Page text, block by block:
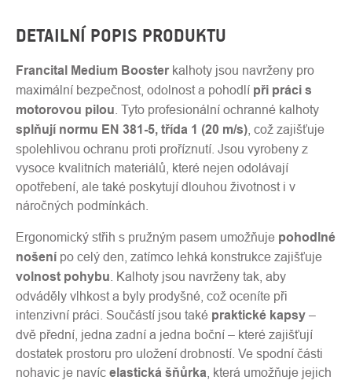
DETAILNÍ POPIS PRODUKTU
Francital Medium Boosterkalhoty jsou navrženy pro
maximální bezpečnost, odolnost a pohodlí při práci s
motorovou pilou . Tyto profesionální ochranné kalhoty
splňují normu EN 381-5, třída 1 (20 m/s) , což zajišťuje
spolehlivou ochranu proti proříznutí. Jsou vyrobeny z
vysoce kvalitních materiálů, které nejen odolávají
opotřebení, ale také poskytují dlouhou životnost i v
náročných podmínkách.
Ergonomický střih s pružným pasem umožňuje pohodlné
nošení po celý den, zatímco lehká konstrukce zajišťuje
volnost pohybu . Kalhoty jsou navrženy tak, aby
odváděly vlhkost a byly prodyšné, což oceníte při
intenzivní práci. Součástí jsou také praktické kapsy –
dvě přední, jedna zadní a jedna boční – které zajišťují
dostatek prostoru pro uložení drobností. Ve spodní části
nohavic je navíc elastická šňůrka , která umožňuje jejich